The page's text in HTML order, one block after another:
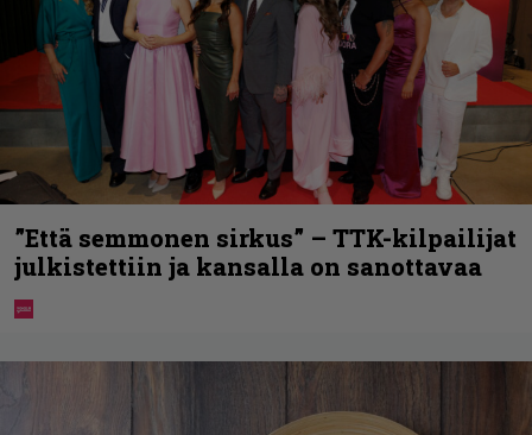
”Että semmonen sirkus” – TTK-kilpailijat
julkistettiin ja kansalla on sanottavaa